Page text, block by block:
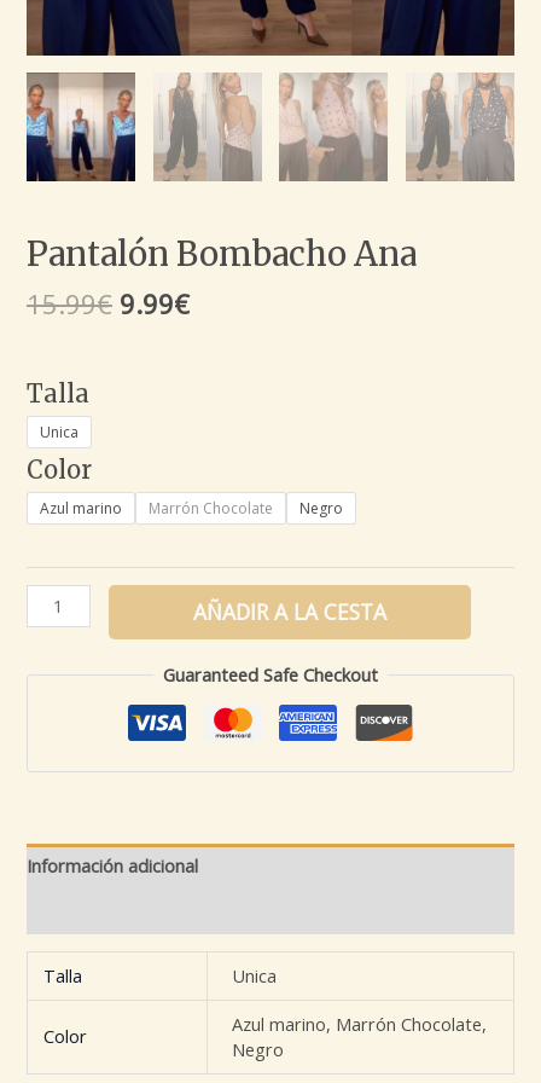
Pantalón Bombacho Ana
15.99€ 9.99€
Talla
Unica
Color
Azul marino Marrón Chocolate Negro
AÑADIR A LA CESTA
Guaranteed Safe Checkout
Información adicional
Talla Unica
Color
Azul marino, Marrón Chocolate,
Negro